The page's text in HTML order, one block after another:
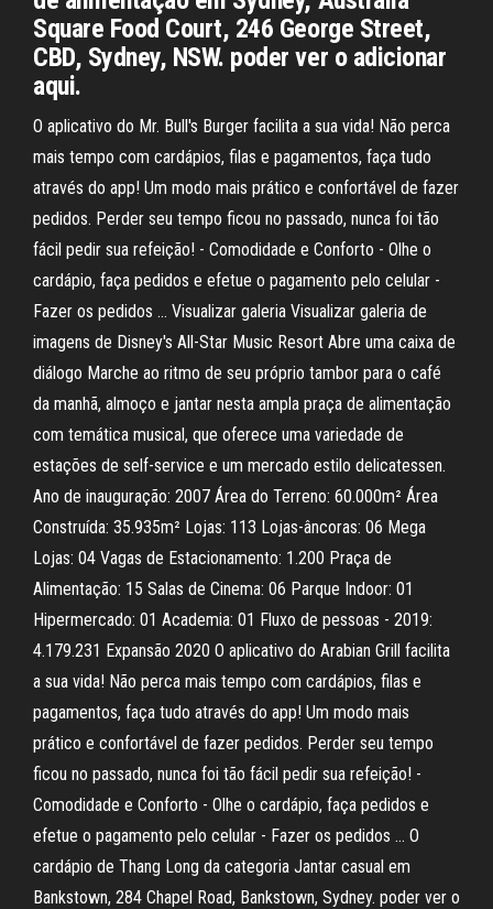
Square Food Court, 246 George Street,
CBD, Sydney, NSW. poder ver o adicionar
aqui.
O aplicativo do Mr. Bull's Burger facilita a sua vida! Não perca
mais tempo com cardápios, filas e pagamentos, faça tudo
através do app! Um modo mais prático e confortável de fazer
pedidos. Perder seu tempo ficou no passado, nunca foi tão
fácil pedir sua refeição! - Comodidade e Conforto - Olhe o
cardápio, faça pedidos e efetue o pagamento pelo celular -
Fazer os pedidos … Visualizar galeria Visualizar galeria de
imagens de Disney's All-Star Music Resort Abre uma caixa de
diálogo Marche ao ritmo de seu próprio tambor para o café
da manhã, almoço e jantar nesta ampla praça de alimentação
com temática musical, que oferece uma variedade de
estações de self-service e um mercado estilo delicatessen.
Ano de inauguração: 2007 Área do Terreno: 60.000m² Área
Construída: 35.935m² Lojas: 113 Lojas-âncoras: 06 Mega
Lojas: 04 Vagas de Estacionamento: 1.200 Praça de
Alimentação: 15 Salas de Cinema: 06 Parque Indoor: 01
Hipermercado: 01 Academia: 01 Fluxo de pessoas - 2019:
4.179.231 Expansão 2020 O aplicativo do Arabian Grill facilita
a sua vida! Não perca mais tempo com cardápios, filas e
pagamentos, faça tudo através do app! Um modo mais
prático e confortável de fazer pedidos. Perder seu tempo
ficou no passado, nunca foi tão fácil pedir sua refeição! -
Comodidade e Conforto - Olhe o cardápio, faça pedidos e
efetue o pagamento pelo celular - Fazer os pedidos … O
cardápio de Thang Long da categoria Jantar casual em
Bankstown, 284 Chapel Road, Bankstown, Sydney. poder ver o